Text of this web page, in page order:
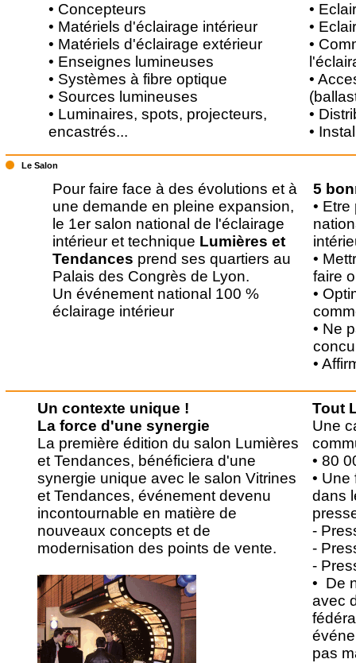
• Concepteurs
• Matériels d'éclairage intérieur
• Matériels d'éclairage extérieur
• Enseignes lumineuses
• Systèmes à fibre optique
• Sources lumineuses
• Luminaires, spots, projecteurs,
encastrés...
•
•
•
•
•
•
Le Salon
Pour faire face à des évolutions et à
une demande en pleine expansion,
le 1er salon national de l'éclairage
intérieur et technique Lumières et
Tendances prend ses quartiers au
Palais des Congrès de Lyon.
Un événement national 100 %
éclairage intérieur
5
•
•
faire
•
• Ne
•
Un contexte unique !
La force d'une synergie
La première édition du salon Lumières
et Tendances, bénéficiera d'une
synergie unique avec le salon Vitrines
et Tendances, événement devenu
incontournable en matière de
nouveaux concepts et de
modernisation des points de vente.
Tout
Une
• 80
•
dans
-
-
-
• De
avec
pas